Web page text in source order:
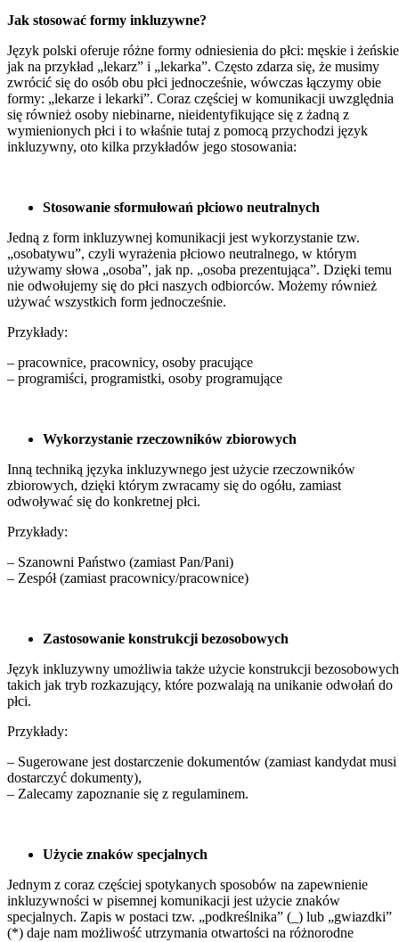
Jak stosować formy inkluzywne?
Język polski oferuje różne formy odniesienia do płci: męskie i
jak na przykład „lekarz” i „lekarka”. Często zdarza się, że musimy
zwrócić się do osób obu płci jednocześnie, wówczas łączymy obie
formy: „lekarze i lekarki”. Coraz częściej w komunikacji uwzględnia
się również osoby niebinarne, nieidentyfikujące się z żadną z
wymienionych płci i to właśnie tutaj z pomocą przychodzi język
inkluzywny, oto kilka przykładów jego stosowania:
Stosowanie sformułowań płciowo neutralnych
Jedną z form inkluzywnej komunikacji jest wykorzystanie tzw.
„osobatywu”, czyli wyrażenia płciowo neutralnego, w którym
używamy słowa „osoba”, jak np. „osoba prezentująca”. Dzięki temu
nie odwołujemy się do płci naszych odbiorców. Możemy również
używać wszystkich form jednocześnie.
Przykłady:
– pracownice, pracownicy, osoby pracujące
– programiści, programistki, osoby programujące
Wykorzystanie rzeczowników zbiorowych
Inną techniką języka inkluzywnego jest użycie rzeczowników
zbiorowych, dzięki którym zwracamy się do ogółu, zamiast
odwoływać się do konkretnej płci.
Przykłady:
– Szanowni Państwo (zamiast Pan/Pani)
– Zespół (zamiast pracownicy/pracownice)
Zastosowanie konstrukcji bezosobowych
Język inkluzywny umożliwia także użycie konstrukcji
takich jak tryb rozkazujący, które pozwalają na unikanie odwołań do
płci.
Przykłady:
– Sugerowane jest dostarczenie dokumentów (zamiast kandydat musi
dostarczyć dokumenty),
– Zalecamy zapoznanie się z regulaminem.
Użycie znaków specjalnych
Jednym z coraz częściej spotykanych sposobów na zapewnienie
inkluzywności w pisemnej komunikacji jest użycie znaków
specjalnych. Zapis w postaci tzw. „podkreślnika” (_) lub „gwiazdki”
(*) daje nam możliwość utrzymania otwartości na różnorodne